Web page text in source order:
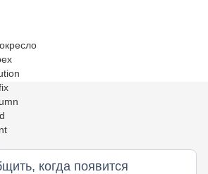
когда появится